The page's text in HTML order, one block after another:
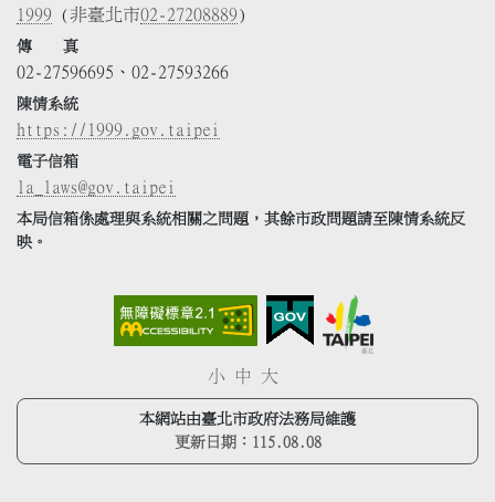
1999 (非臺北市02-27208889)
傳 真
02-27596695、02-27593266
陳情系統
https://1999.gov.taipei
電子信箱
la_laws@gov.taipei
本局信箱係處理與系統相關之問題，其餘市政問題請至陳情系統反
映。
小 中 大
本網站由臺北市政府法務局維護
更新日期： 115.08.08